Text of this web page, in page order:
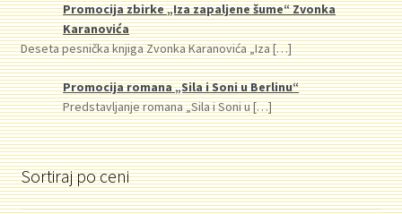
Promocija zbirke „Iza zapaljene šume“ Zvonka
Karanovića
Deseta pesnička knjiga Zvonka Karanovića „Iza[…]
Promocija romana „Sila i Soni u Berlinu“
Predstavljanje romana „Sila i Soni u[…]
Sortiraj po ceni